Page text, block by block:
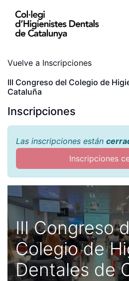
Vuelve a Inscripciones
III Congreso del Colegio de
Cataluña
Inscripciones
Las inscripciones están
Inscripciones
III Congreso
Colegio de
Dentales de